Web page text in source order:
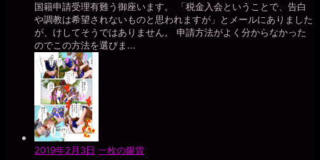
国籍申請受理有難う御座います。 「税金入会ということで、告白
や調教は希望されないものと思われますが」とメールにありました
が、けしてそうではありません。 申請方法がよく分からなかった
のでこの方法を選びま...
2019年2月3日 一枚の銀貨